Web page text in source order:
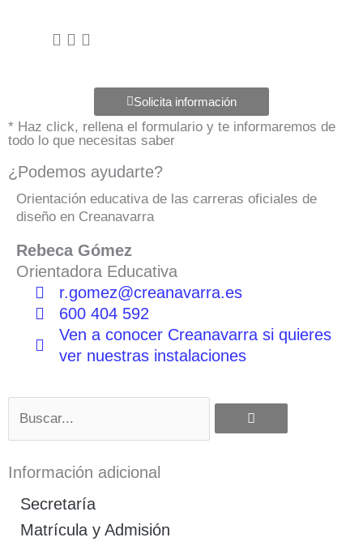
Solicita información
* Haz click, rellena el formulario y te informaremos de
todo lo que necesitas saber
¿Podemos ayudarte?
Orientación educativa de las carreras oficiales de
diseño en Creanavarra
Rebeca Gómez
Orientadora Educativa
r.gomez@creanavarra.es
600 404 592
Ven a conocer Creanavarra si quieres
ver nuestras instalaciones
Información adicional
Secretaría
Matrícula y Admisión